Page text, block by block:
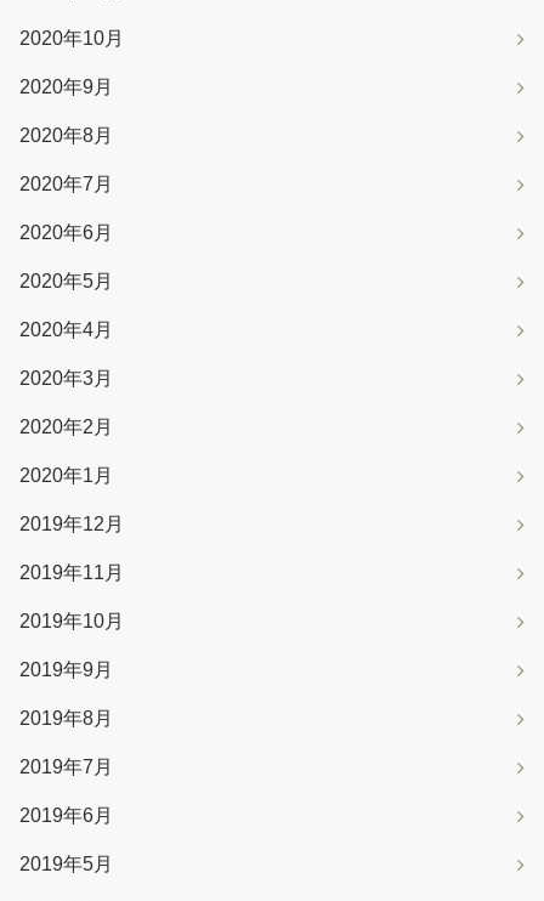
2020年10月
2020年9月
2020年8月
2020年7月
2020年6月
2020年5月
2020年4月
2020年3月
2020年2月
2020年1月
2019年12月
2019年11月
2019年10月
2019年9月
2019年8月
2019年7月
2019年6月
2019年5月